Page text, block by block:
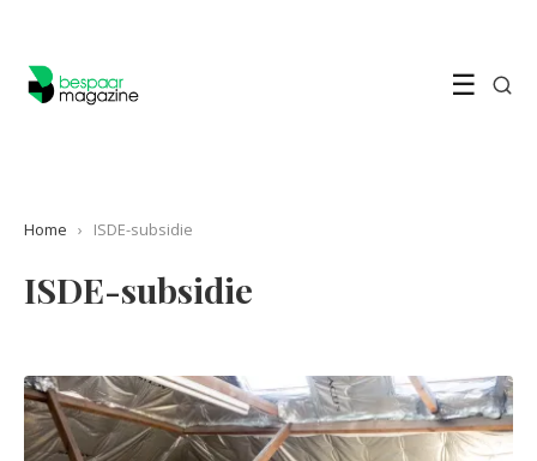
☰
Home › ISDE-subsidie
ISDE-subsidie